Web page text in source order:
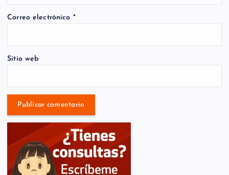
Correo electrónico *
Sitio web